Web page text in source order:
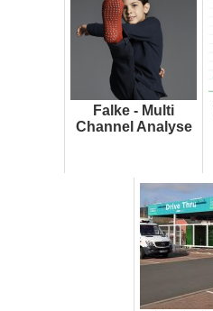
Falke - Multi
Channel Analyse